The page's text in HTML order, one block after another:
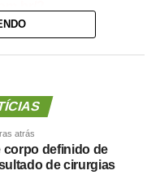
a inclusão das
praia nos Jogos
passeio ciclístico, com
atrás
corpo definido de
de cirurgias